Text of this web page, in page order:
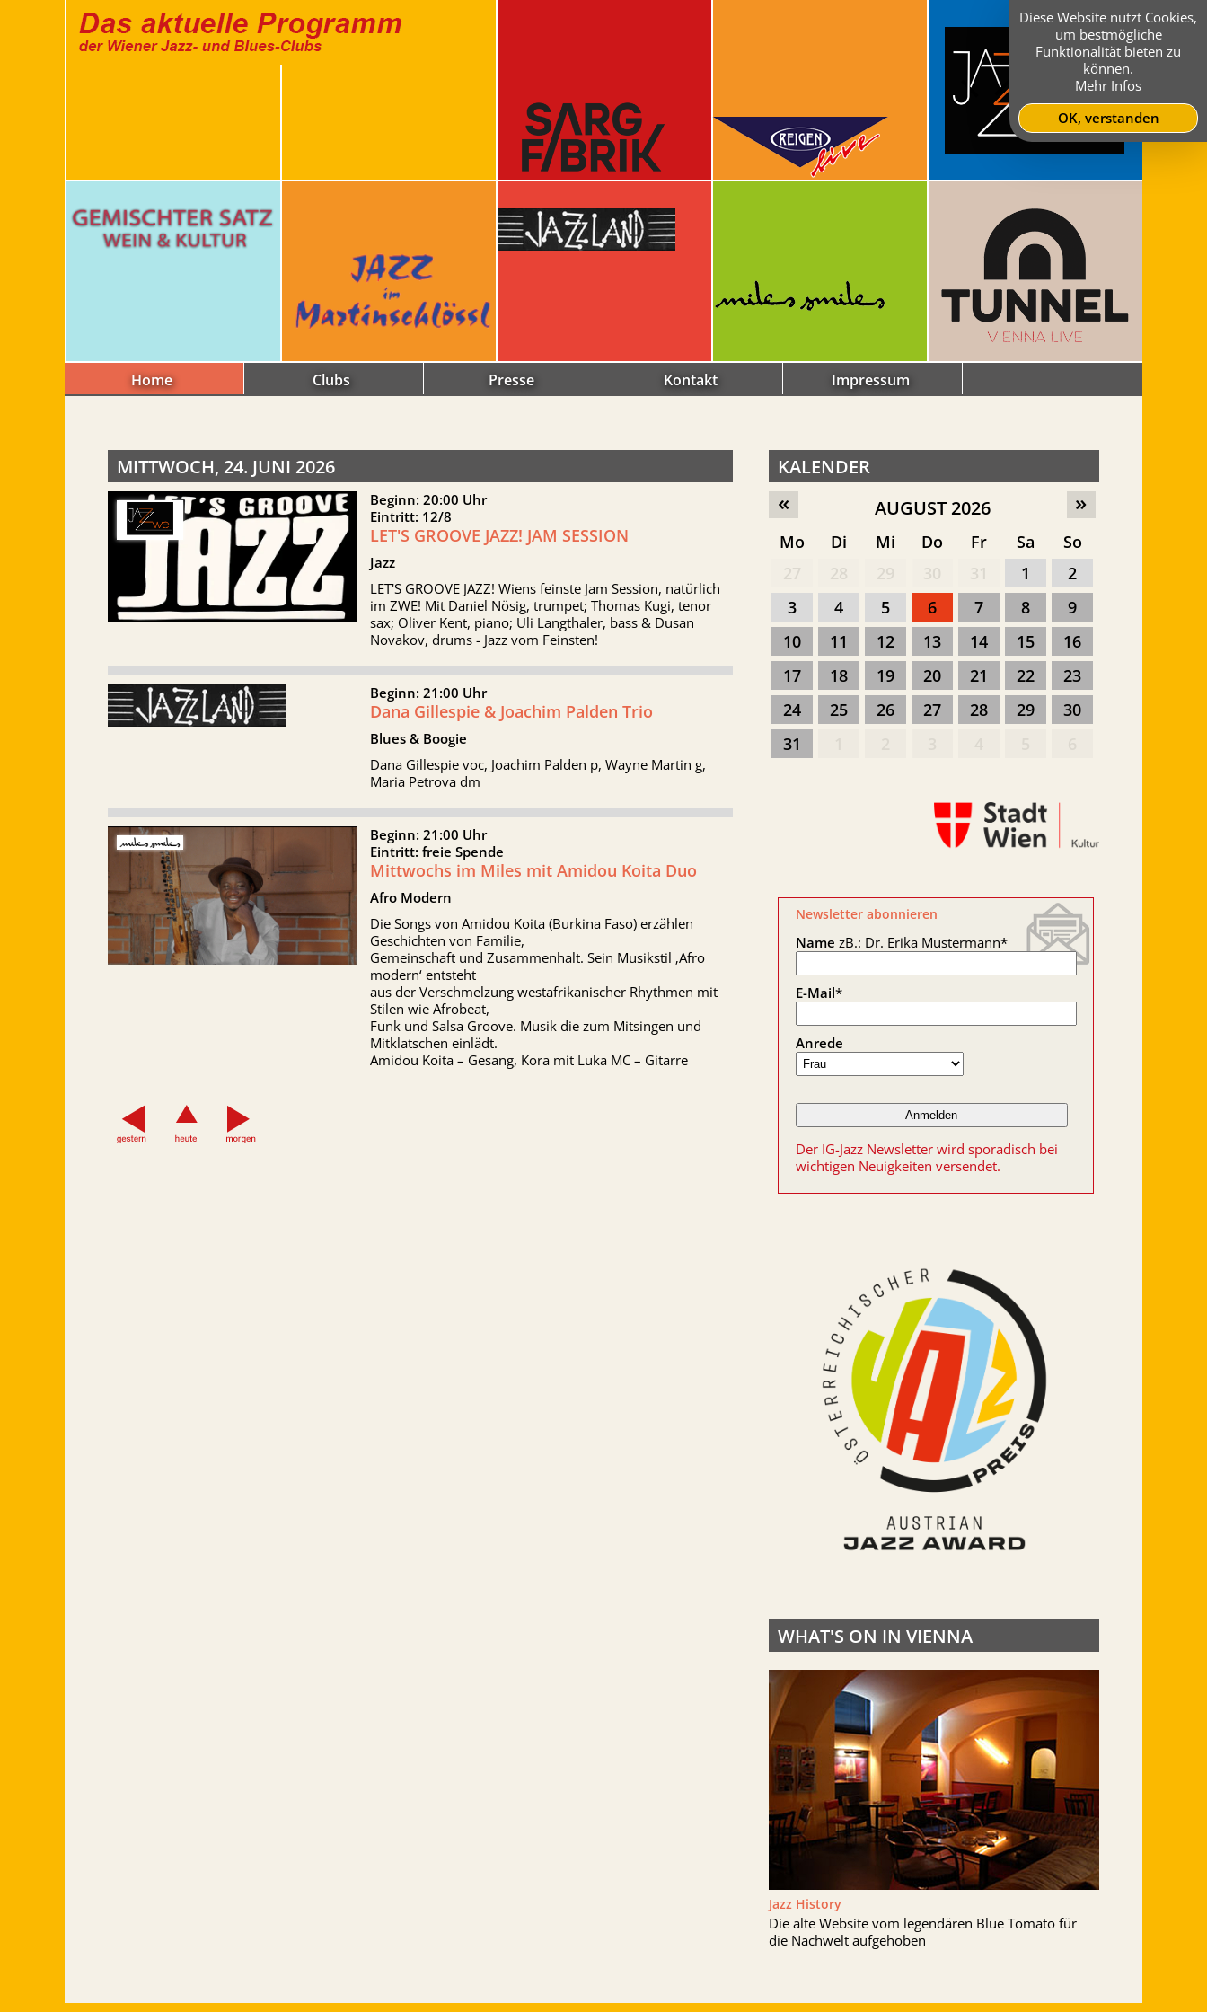
Home Clubs Presse Kontakt Impressum
MITTWOCH, 24. JUNI 2026
Beginn: 20:00 Uhr
Eintritt: 12/8
LET'S GROOVE JAZZ! JAM SESSION
Jazz
LET'S GROOVE JAZZ! Wiens feinste Jam Session, natürlich
im ZWE! Mit Daniel Nösig, trumpet; Thomas Kugi, tenor
sax; Oliver Kent, piano; Uli Langthaler, bass & Dusan
Novakov, drums - Jazz vom Feinsten!
Beginn: 21:00 Uhr
Dana Gillespie & Joachim Palden Trio
Blues & Boogie
Dana Gillespie voc, Joachim Palden p, Wayne Martin g,
Maria Petrova dm
Beginn: 21:00 Uhr
Eintritt: freie Spende
Mittwochs im Miles mit Amidou Koita Duo
Afro Modern
Die Songs von Amidou Koita (Burkina Faso) erzählen
Geschichten von Familie,
Gemeinschaft und Zusammenhalt. Sein Musikstil ‚Afro
modern‘ entsteht
aus der Verschmelzung westafrikanischer Rhythmen mit
Stilen wie Afrobeat,
Funk und Salsa Groove. Musik die zum Mitsingen und
Mitklatschen einlädt.
Amidou Koita – Gesang, Kora mit Luka MC – Gitarre
KALENDER
»
« AUGUST 2026
Mo Di Mi Do Fr Sa
So
1
2
3
4 5 6 7 8
9
10
11 12 13 14 15
16
17
18 19 20 21 22
23
24
25 26 27 28 29
30
31
Newsletter abonnieren
Name zB.: Dr. Erika Mustermann*
E-Mail*
Anrede
Der IG-Jazz Newsletter wird sporadisch bei
wichtigen Neuigkeiten versendet.
WHAT'S ON IN VIENNA
Jazz History
Die alte Website vom legendären Blue Tomato für
die Nachwelt aufgehoben
Diese Website nutzt Cookies,
um bestmögliche
Funktionalität bieten zu
können.
Mehr Infos
OK, verstanden